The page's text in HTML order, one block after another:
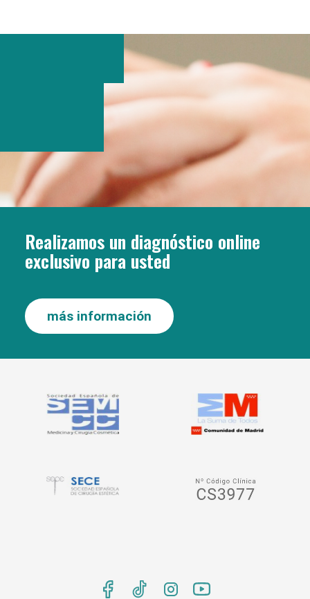
Realizamos un diagnóstico online
exclusivo para usted
más información